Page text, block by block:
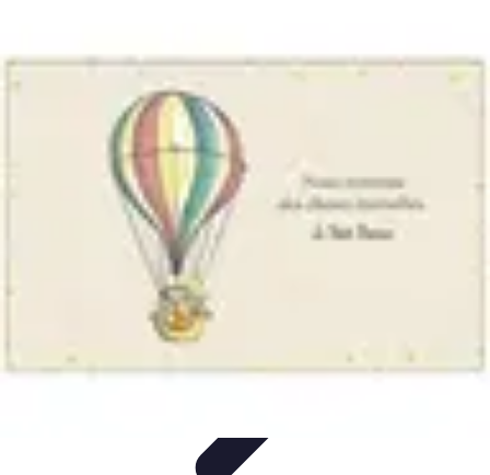
HélicoptèreMontgolfière
Aventures Aériennes